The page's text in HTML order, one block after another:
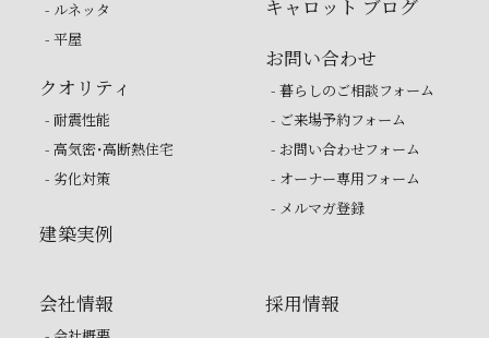
- ルネッタ
- 平屋
クオリティ
- 耐震性能
- 高気密・高断熱住宅
- 劣化対策
建築実例
キャロット ブログ
お問い合わせ
- 暮らしのご相談フォーム
- ご来場予約フォーム
- お問い合わせフォーム
- オーナー専用フォーム
- メルマガ登録
会社情報 採用情報